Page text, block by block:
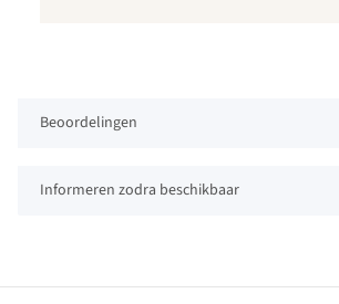
Beoordelingen
Informeren zodra beschikbaar